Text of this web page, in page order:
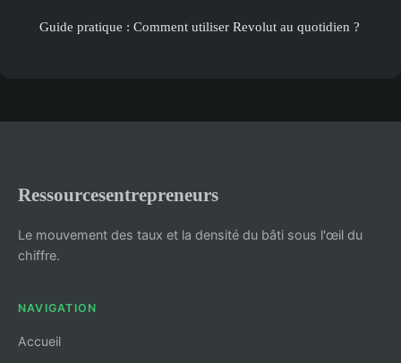
Guide pratique : Comment utiliser Revolut au quotidien ?
Ressourcesentrepreneurs
Le mouvement des taux et la densité du bâti sous l'œil du
chiffre.
NAVIGATION
Accueil